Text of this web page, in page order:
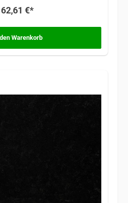
62,61 €*
Warenkorb